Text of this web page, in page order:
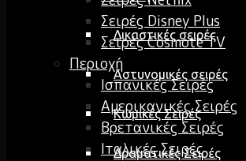
Δικαστικές σειρές
Αστυνομικές σειρές
Κωμικές Σειρές
Δραματικές Σειρές
Σειρές Disney Plus
Σειρές Cosmote TV
Περιοχή
Ισπανικές Σειρές
Αμερικανικές Σειρές
Βρετανικές Σειρές
Ιταλικές Σειρές